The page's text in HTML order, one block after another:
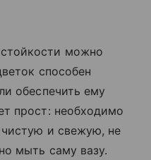
можно
способен
обеспечить ему
прост: необходимо
и свежую, не
мыть саму вазу.